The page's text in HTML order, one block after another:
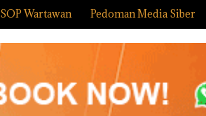
SOP Wartawan Pedoman Media Siber